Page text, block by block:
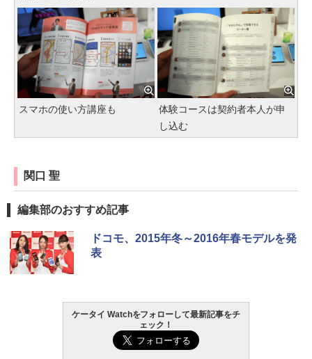
スマホの使い方講座も
体験コースは契約者本人が申
し込む
関口 聖
編集部のおすすめ記事
ドコモ、2015年冬～2016年春モデルを発
表
ケータイ Watchをフォローして最新記事をチ
ェック！